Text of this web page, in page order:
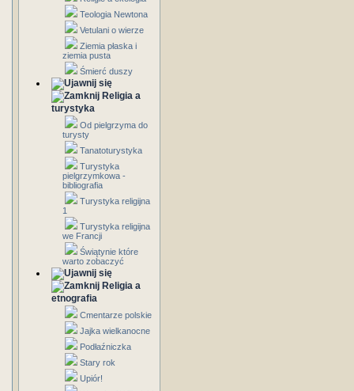
Teologia Newtona
Vetulani o wierze
Ziemia płaska i
ziemia pusta
Śmierć duszy
Religia a
turystyka
Od pielgrzyma do
turysty
Tanatoturystyka
Turystyka
pielgrzymkowa -
bibliografia
Turystyka religijna
1
Turystyka religijna
we Francji
Świątynie które
warto zobaczyć
Religia a
etnografia
Cmentarze polskie
Jajka wielkanocne
Podłaźniczka
Stary rok
Upiór!